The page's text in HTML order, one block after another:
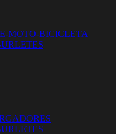
MOTO-BICICLETA